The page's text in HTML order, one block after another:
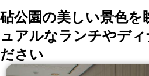
砧公園の美しい景色を
ュアルなランチやデ
ださい